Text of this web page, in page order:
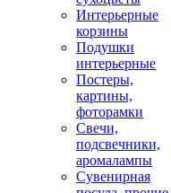
Интерьерные
корзины
Подушки
интерьерные
Постеры,
картины,
фоторамки
Свечи,
подсвечники,
аромалампы
Сувенирная